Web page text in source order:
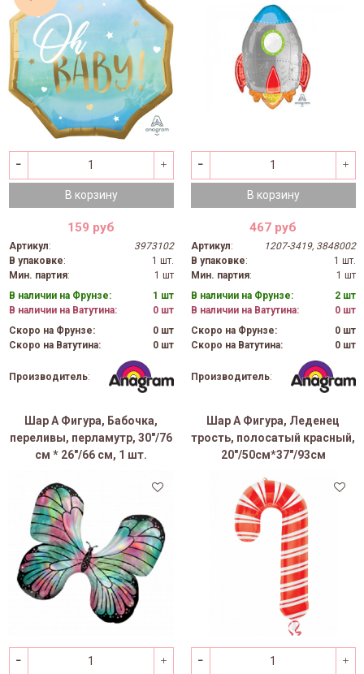
В корзину
159 руб
Артикул:
3973102
В упаковке:
1 шт.
Мин. партия:
1 шт
В наличии на Фрунзе:
1 шт
В наличии на Ватутина:
0 шт
Скоро на Фрунзе:
0 шт
Скоро на Ватутина:
0 шт
Производитель:
В корзину
467 руб
Артикул:
1207-3419, 3848002
В упаковке:
1 шт.
Мин. партия:
1 шт
В наличии на Фрунзе:
2 шт
В наличии на Ватутина:
0 шт
Скоро на Фрунзе:
0 шт
Скоро на Ватутина:
0 шт
Производитель:
Шар А Фигура, Бабочка,
переливы, перламутр, 30"/76
см * 26"/66 см, 1 шт.
Шар А Фигура, Леденец
трость, полосатый красный,
20"/50см*37"/93см